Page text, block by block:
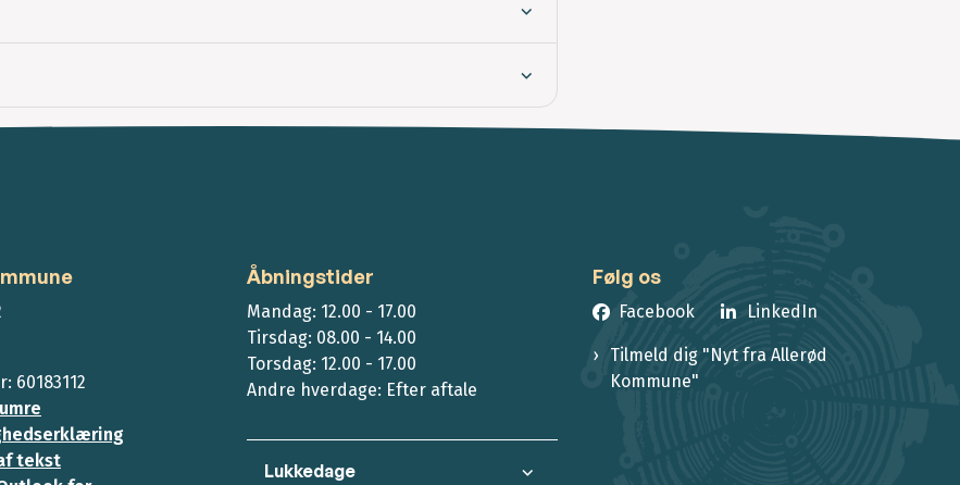
60183112
tekst
Åbningstider
Mandag: 12.00 - 17.00
Tirsdag: 08.00 - 14.00
Torsdag: 12.00 - 17.00
Andre hverdage: Efter aftale
Lukkedage
Følg os
Facebook LinkedIn
Tilmeld dig "Nyt fra Allerød
Kommune"